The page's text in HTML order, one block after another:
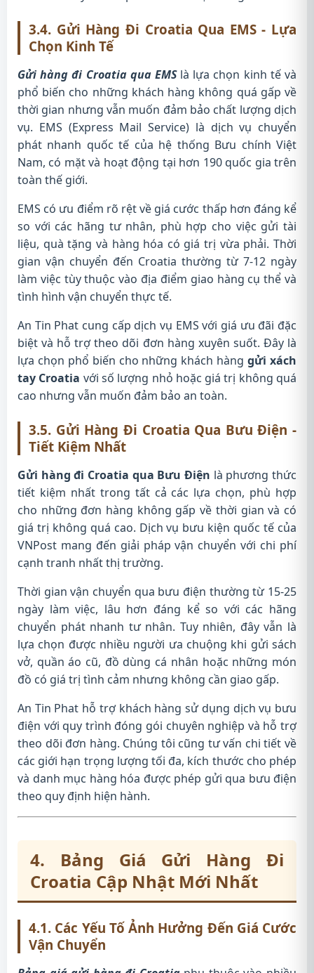
3.4. Gửi Hàng Đi Croatia Qua EMS - Lựa
Chọn Kinh Tế
Gửi hàng đi Croatia qua EMSlà lựa chọn kinh tế và
phổ biến cho những khách hàng không quá gấp về
thời gian nhưng vẫn muốn đảm bảo chất lượng dịch
vụ. EMS (Express Mail Service) là dịch vụ chuyển
phát nhanh quốc tế của hệ thống Bưu chính Việt
Nam, có mặt và hoạt động tại hơn 190 quốc gia trên
toàn thế giới.
EMS có ưu điểm rõ rệt về giá cước thấp hơn đáng kể
so với các hãng tư nhân, phù hợp cho việc gửi tài
liệu, quà tặng và hàng hóa có giá trị vừa phải. Thời
gian vận chuyển đến Croatia thường từ 7-12 ngày
làm việc tùy thuộc vào địa điểm giao hàng cụ thể và
tình hình vận chuyển thực tế.
An Tin Phat cung cấp dịch vụ EMS với giá ưu đãi đặc
biệt và hỗ trợ theo dõi đơn hàng xuyên suốt. Đây là
lựa chọn phổ biến cho những khách hànggửi xách
tay Croatia với số lượng nhỏ hoặc giá trị không quá
cao nhưng vẫn muốn đảm bảo an toàn.
3.5. Gửi Hàng Đi Croatia Qua Bưu Điện -
Tiết Kiệm Nhất
Gửi hàng đi Croatia qua Bưu Điện là phương thức
tiết kiệm nhất trong tất cả các lựa chọn, phù hợp
cho những đơn hàng không gấp về thời gian và có
giá trị không quá cao. Dịch vụ bưu kiện quốc tế của
VNPost mang đến giải pháp vận chuyển với chi phí
cạnh tranh nhất thị trường.
Thời gian vận chuyển qua bưu điện thường từ 15-25
ngày làm việc, lâu hơn đáng kể so với các hãng
chuyển phát nhanh tư nhân. Tuy nhiên, đây vẫn là
lựa chọn được nhiều người ưa chuộng khi gửi sách
vở, quần áo cũ, đồ dùng cá nhân hoặc những món
đồ có giá trị tình cảm nhưng không cần giao gấp.
An Tin Phat hỗ trợ khách hàng sử dụng dịch vụ bưu
điện với quy trình đóng gói chuyên nghiệp và hỗ trợ
theo dõi đơn hàng. Chúng tôi cũng tư vấn chi tiết về
các giới hạn trọng lượng tối đa, kích thước cho phép
và danh mục hàng hóa được phép gửi qua bưu điện
theo quy định hiện hành.
4. Bảng Giá Gửi Hàng Đi
Croatia Cập Nhật Mới Nhất
4.1. Các Yếu Tố Ảnh Hưởng Đến Giá Cước
Vận Chuyển